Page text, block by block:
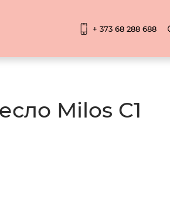
+ 373 68 288 688
Milos C1